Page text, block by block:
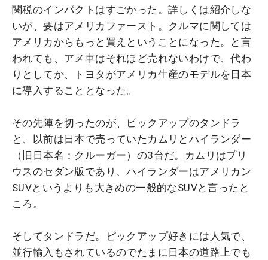
関税のインパクトはすごかった。詳しくは紹介しな
いが、要はアメリカファースト。クルマに関しては
アメリカからもっと買えということになった。と言
われても、アメ車はそれほど売れないわけで、代わ
りとしてか、トヨタがアメリカ生産のモデルを日本
に導入することとなった。
その先陣を切ったのが、ピックアップのタンドラ
と、以前は日本で売っていたカムリとハイランダー
（旧日本名：クルーガー）の3台だ。カムリはプリ
ウスのセダン版であり、ハイランダーはアメリカン
SUVというよりも大きめの一般的なSUVと言ったと
ころ。
そしてタンドラだ。ピックアップ好きには人気で、
並行輸入もされているのでたまに日本の道路上でも